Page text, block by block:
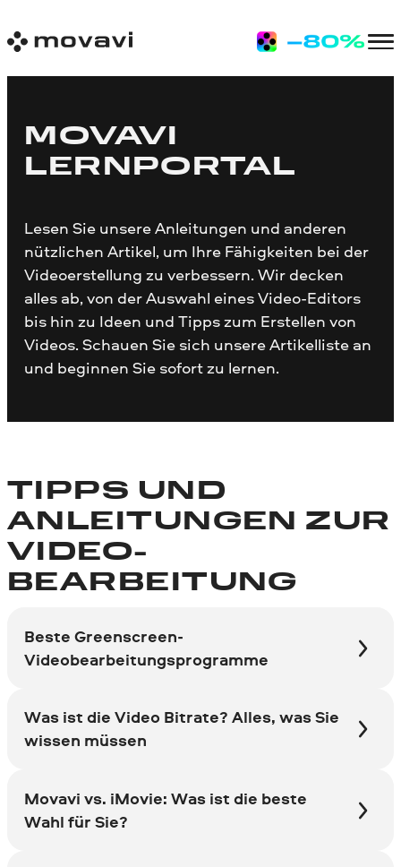
MOVAVI
LERNPORTAL
Lesen Sie unsere Anleitungen und anderen
nützlichen Artikel, um Ihre Fähigkeiten bei der
Videoerstellung zu verbessern. Wir decken
alles ab, von der Auswahl eines Video-Editors
bis hin zu Ideen und Tipps zum Erstellen von
Videos. Schauen Sie sich unsere Artikelliste an
und beginnen Sie sofort zu lernen.
TIPPS UND
ANLEITUN­GEN ZUR
VIDEO­
BEARBEITUNG
Beste Greenscreen-
Videobearbeitungsprogramme
Was ist die Video Bitrate? Alles, was Sie
wissen müssen
Movavi vs. iMovie: Was ist die beste
Wahl für Sie?